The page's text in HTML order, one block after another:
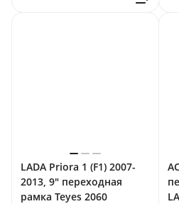
LADA Priora 1 (F1) 2007-
2013, 9" переходная
рамка Teyes 2060